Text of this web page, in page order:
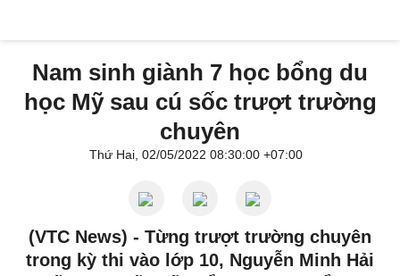
Nam sinh giành 7 học bổng du
học Mỹ sau cú sốc trượt trường
chuyên
Thứ Hai, 02/05/2022 08:30:00 +07:00
(VTC News) - Từng trượt trường chuyên
trong kỳ thi vào lớp 10, Nguyễn Minh Hải